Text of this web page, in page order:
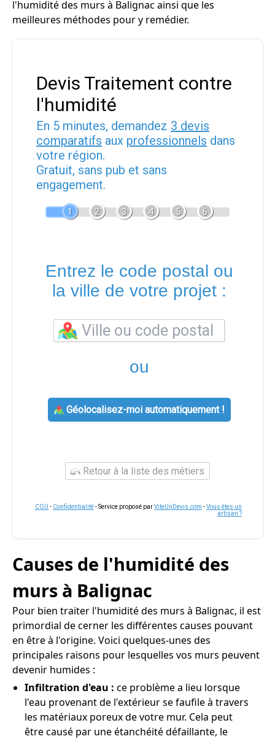
l'humidité des murs à Balignac ainsi que les
meilleures méthodes pour y remédier.
Devis Traitement contre
l'humidité
En 5 minutes, demandez 3 devis
comparatifs aux professionnels dans
votre région.
Gratuit, sans pub et sans
engagement.
1 2 3 4 5 6
Entrez le code postal ou
la ville de votre projet :
ou
Géolocalisez-moi automatiquement !
Retour à la liste des métiers
CGU - Confidentialité- Service proposé parViteUnDevis.com -Vous êtes un
artisan ?
Causes de l'humidité des
murs à Balignac
Pour bien traiter l'humidité des murs à Balignac, il est
primordial de cerner les différentes causes pouvant
en être à l'origine. Voici quelques-unes des
principales raisons pour lesquelles vos murs peuvent
devenir humides :
Infiltration d'eau : ce problème a lieu lorsque
l'eau provenant de l'extérieur se faufile à travers
les matériaux poreux de votre mur. Cela peut
être causé par une étanchéité défaillante, le